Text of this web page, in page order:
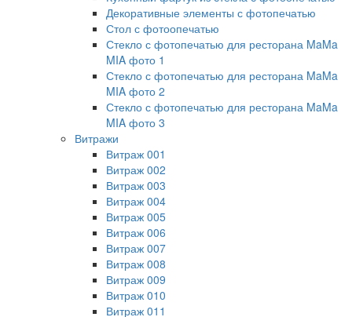
Декоративные элементы с фотопечатью
Стол с фотоопечатью
Стекло с фотопечатью для ресторана MaMa
MIA фото 1
Стекло с фотопечатью для ресторана MaMa
MIA фото 2
Стекло с фотопечатью для ресторана MaMa
MIA фото 3
Витражи
Витраж 001
Витраж 002
Витраж 003
Витраж 004
Витраж 005
Витраж 006
Витраж 007
Витраж 008
Витраж 009
Витраж 010
Витраж 011